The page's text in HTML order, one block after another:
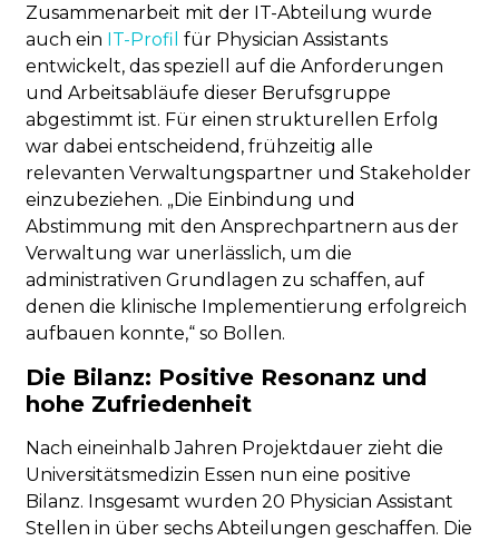
Zusammenarbeit mit der IT-Abteilung wurde
auch ein IT-Profil für Physician Assistants
entwickelt, das speziell auf die Anforderungen
und Arbeitsabläufe dieser Berufsgruppe
abgestimmt ist. Für einen strukturellen Erfolg
war dabei entscheidend, frühzeitig alle
relevanten Verwaltungspartner und Stakeholder
einzubeziehen. „Die Einbindung und
Abstimmung mit den Ansprechpartnern aus der
Verwaltung war unerlässlich, um die
administrativen Grundlagen zu schaffen, auf
denen die klinische Implementierung erfolgreich
aufbauen konnte,“ so Bollen.
Die Bilanz: Positive Resonanz und
hohe Zufriedenheit
Nach eineinhalb Jahren Projektdauer zieht die
Universitätsmedizin Essen nun eine positive
Bilanz. Insgesamt wurden 20 Physician Assistant
Stellen in über sechs Abteilungen geschaffen. Die